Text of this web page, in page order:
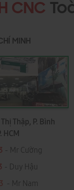
CNC
MINH
Thập, P. Bình
HCM
- Mr Cường
- Duy Hậu
- Mr Nam